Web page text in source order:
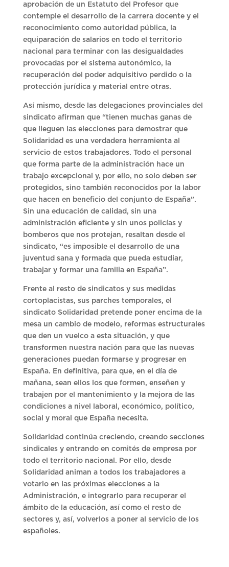
aprobación de un Estatuto del Profesor que
contemple el desarrollo de la carrera docente y el
reconocimiento como autoridad pública, la
equiparación de salarios en todo el territorio
nacional para terminar con las desigualdades
provocadas por el sistema autonómico, la
recuperación del poder adquisitivo perdido o la
protección jurídica y material entre otras.
Así mismo, desde las delegaciones provinciales del
sindicato afirman que “tienen muchas ganas de
que lleguen las elecciones para demostrar que
Solidaridad es una verdadera herramienta al
servicio de estos trabajadores. Todo el personal
que forma parte de la administración hace un
trabajo excepcional y, por ello, no solo deben ser
protegidos, sino también reconocidos por la labor
que hacen en beneficio del conjunto de España”.
Sin una educación de calidad, sin una
administración eficiente y sin unos policías y
bomberos que nos protejan, resaltan desde el
sindicato, “es imposible el desarrollo de una
juventud sana y formada que pueda estudiar,
trabajar y formar una familia en España”.
Frente al resto de sindicatos y sus medidas
cortoplacistas, sus parches temporales, el
sindicato Solidaridad pretende poner encima de la
mesa un cambio de modelo, reformas estructurales
que den un vuelco a esta situación, y que
transformen nuestra nación para que las nuevas
generaciones puedan formarse y progresar en
España. En definitiva, para que, en el día de
mañana, sean ellos los que formen, enseñen y
trabajen por el mantenimiento y la mejora de las
condiciones a nivel laboral, económico, político,
social y moral que España necesita.
Solidaridad continúa creciendo, creando secciones
sindicales y entrando en comités de empresa por
todo el territorio nacional. Por ello, desde
Solidaridad animan a todos los trabajadores a
votarlo en las próximas elecciones a la
Administración, e integrarlo para recuperar el
ámbito de la educación, así como el resto de
sectores y, así, volverlos a poner al servicio de los
españoles.